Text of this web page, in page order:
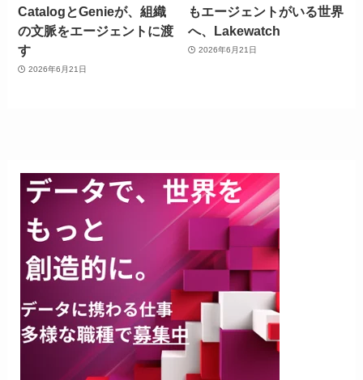
CatalogとGenieが、組織
の文脈をエージェントに渡
す
2026年6月21日
もエージェントがいる世界
へ、Lakewatch
2026年6月21日